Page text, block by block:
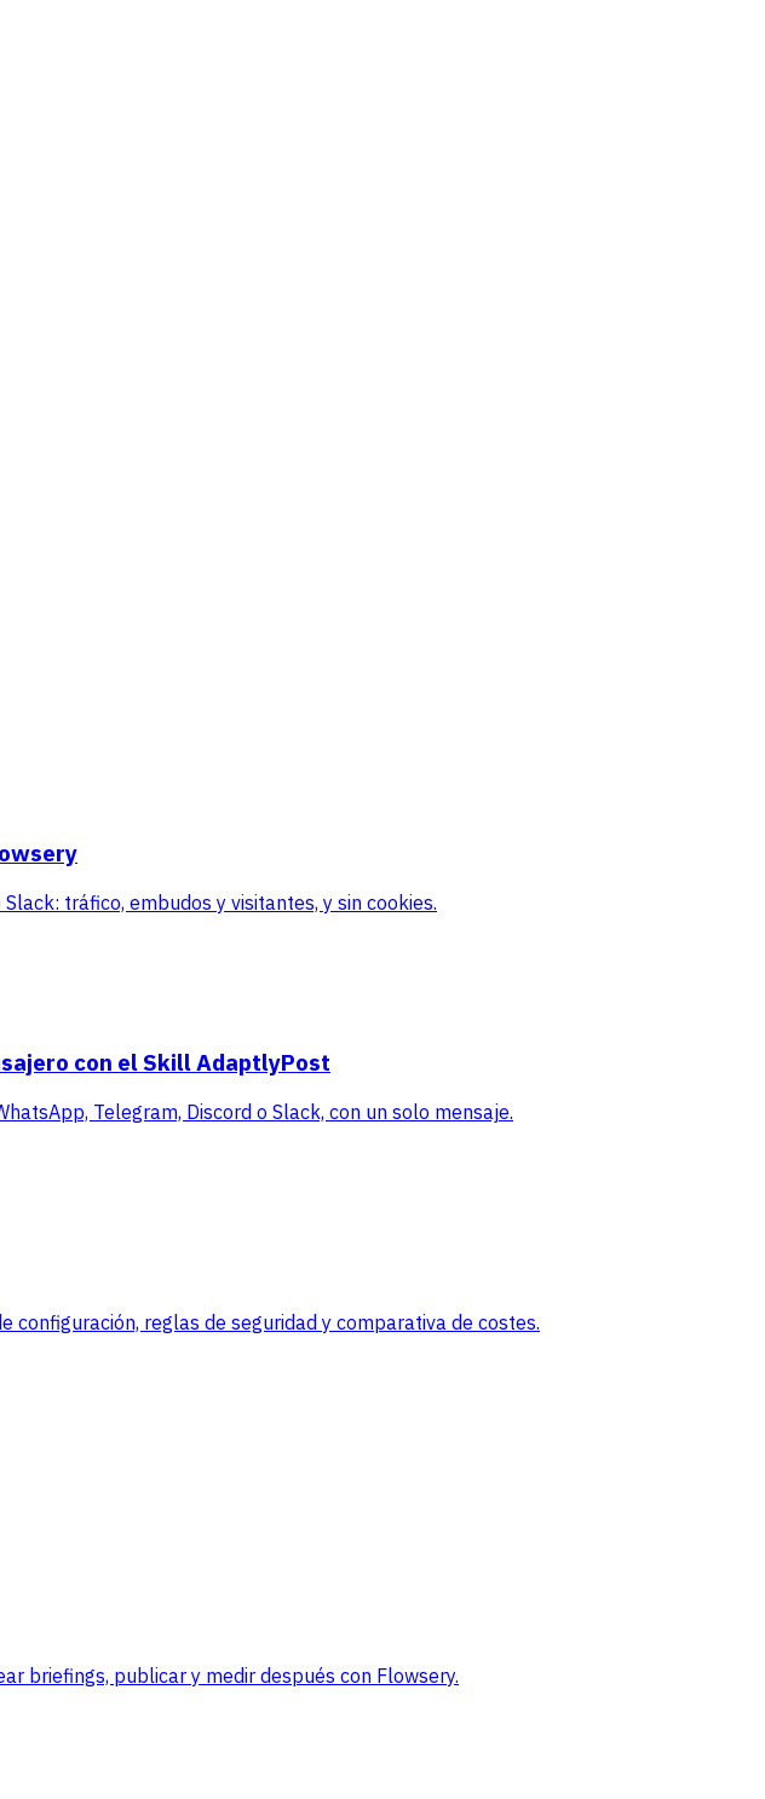
tráfico, embudos y visitantes, y sin cookies.
con el Skill AdaptlyPost
Telegram, Discord o Slack, con un solo mensaje.
configuración, reglas de seguridad y comparativa de costes.
briefings, publicar y medir después con Flowsery.